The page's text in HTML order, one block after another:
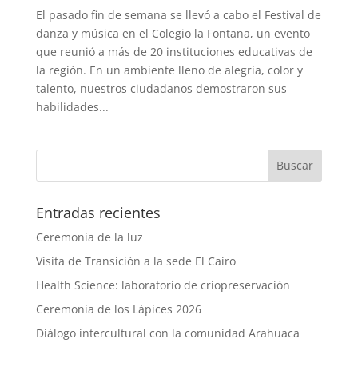
El pasado fin de semana se llevó a cabo el Festival de
danza y música en el Colegio la Fontana, un evento
que reunió a más de 20 instituciones educativas de
la región. En un ambiente lleno de alegría, color y
talento, nuestros ciudadanos demostraron sus
habilidades...
Entradas recientes
Ceremonia de la luz
Visita de Transición a la sede El Cairo
Health Science: laboratorio de criopreservación
Ceremonia de los Lápices 2026
Diálogo intercultural con la comunidad Arahuaca